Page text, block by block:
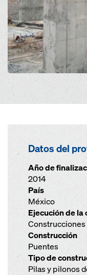
Datos del
Año de
2014
País
México
Ejecución de la
Construcciones
Construcción
Puentes
Tipo de
Pilas y pilonos